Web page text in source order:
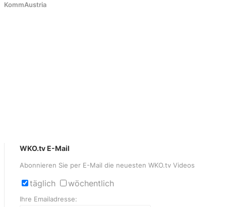
KommAustria
WKO.tv E-Mail
Abonnieren Sie per E-Mail die neuesten WKO.tv Videos
täglich wöchentlich
Ihre Emailadresse: